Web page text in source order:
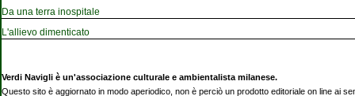
Da una terra inospitale
L'allievo dimenticato
Verdi Navigli è un'associazione culturale e ambientalista milanese.
Questo sito è aggiornato in modo aperiodico, non è perciò un prodotto editoriale on line ai